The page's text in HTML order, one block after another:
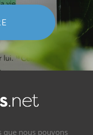
que nous pouvons